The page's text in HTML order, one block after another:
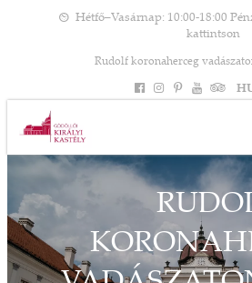
Hétfő–Vasárnap: 10:00-18:00
kattintson
Rudolf koronaherceg